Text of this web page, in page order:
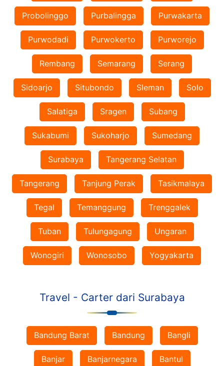
Probolinggo Purbalingga Purwakarta
Purwodadi Purwokerto Purworejo
Rembang Semarang Serang
Sidoarjo Situbondo Sleman Solo
Salatiga Sragen Subang
Sukabumi Sukoharjo Sumedang
Surabaya Tangerang Selatan
Tangerang Tanjung Perak Tasikmalaya
Tegal Temanggung Trenggalek
Tuban Tulungagung Ungaran
Wonogiri Wonosobo Yogyakarta
Travel - Carter dari Surabaya
Bandung Barat Bandung Bangli
Banjar Banjarnegara Bantul